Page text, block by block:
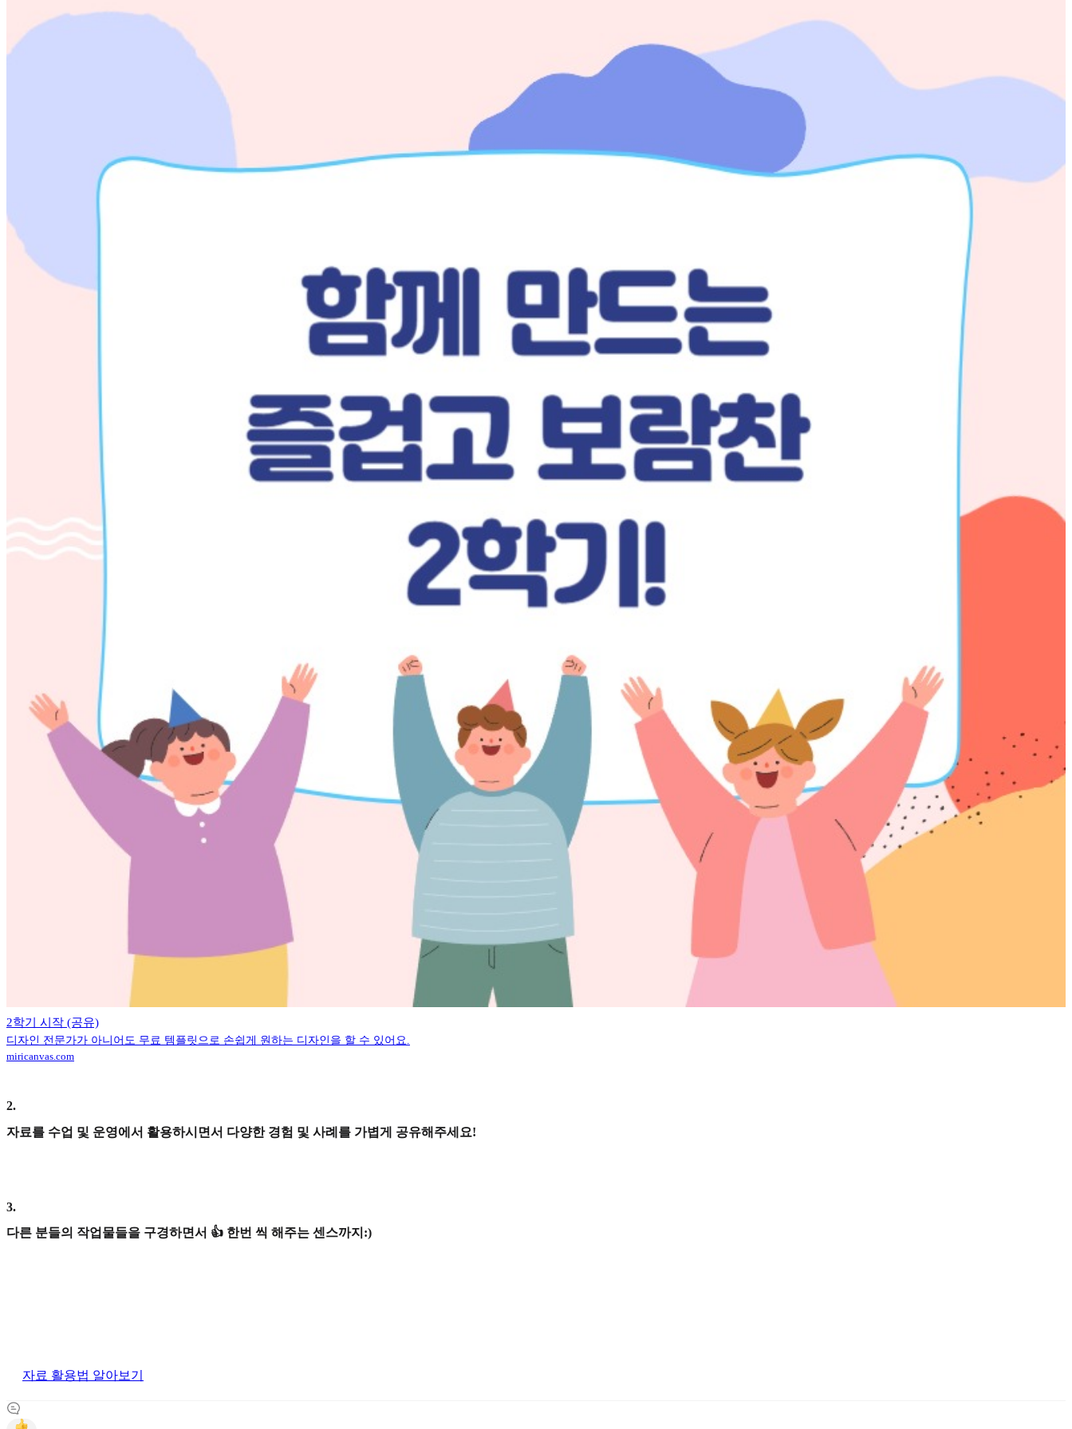
2학기 시작 (공유)
디자인 전문가가 아니어도 무료 템플릿으로 손쉽게 원하는 디자인을 할 수 있어요.
miricanvas.com
2.
자료를 수업 및 운영에서 활용하시면서 다양한 경험 및 사례를 가볍게 공유해주세요!
3.
다른 분들의 작업물들을 구경하면서 👍 한번 씩 해주는 센스까지:)
자료 활용법 알아보기